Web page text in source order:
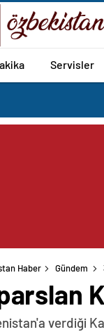
Servisler
Haber Gündem
verdiği